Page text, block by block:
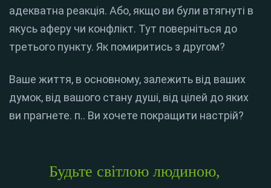
адекватна реакція. Або, якщо ви були втягнуті в
якусь аферу чи конфлікт. Тут поверніться до
третього пункту. Як помиритись з другом?
Ваше життя, в основному, залежить від ваших
думок, від вашого стану душі, від цілей до яких
ви прагнете. п.. Ви хочете покращити настрій?
Будьте світлою людиною,